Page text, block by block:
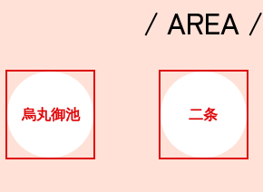
/ AREA /
烏丸御池 二条